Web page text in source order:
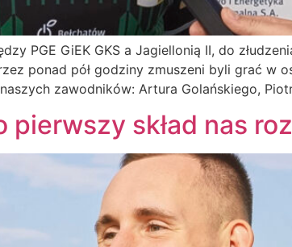
PGE GiEK GKS a Jagiellonią II, do
ponad pół godziny zmuszeni byli grać w
zawodników: Artura Golańskiego,
pierwszy skład nas